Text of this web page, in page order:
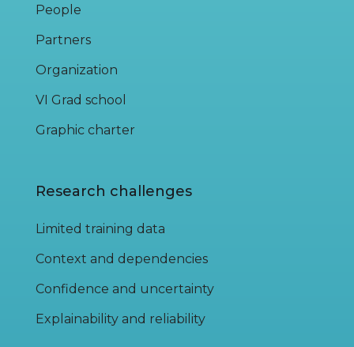
People
Partners
Organization
VI Grad school
Graphic charter
Research challenges
Limited training data
Context and dependencies
Confidence and uncertainty
Explainability and reliability